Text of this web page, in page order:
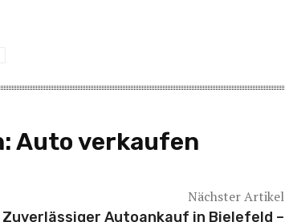
Auto verkaufen
Nächster Artikel
Zuverlässiger Autoankauf in Bielefeld –